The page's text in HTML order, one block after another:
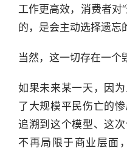
工作更高效，消费者对
的，是会主动选择遗忘
当然，这一切存在一个
如果未来某一天，因
了大规模平民伤亡的
追溯到这个模型、这
不再局限于商业层面